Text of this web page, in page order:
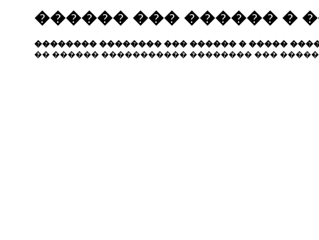
������ ��� ������ �
�������� �������� ��� ������ � �����
�� ������ ����������� �������� ���